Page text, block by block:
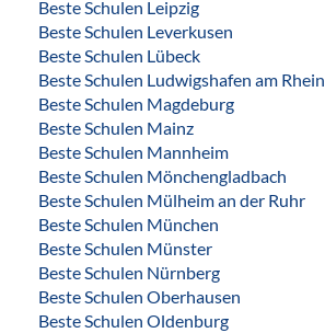
Beste Schulen Leipzig
Beste Schulen Leverkusen
Beste Schulen Lübeck
Beste Schulen Ludwigshafen am Rhein
Beste Schulen Magdeburg
Beste Schulen Mainz
Beste Schulen Mannheim
Beste Schulen Mönchengladbach
Beste Schulen Mülheim an der Ruhr
Beste Schulen München
Beste Schulen Münster
Beste Schulen Nürnberg
Beste Schulen Oberhausen
Beste Schulen Oldenburg